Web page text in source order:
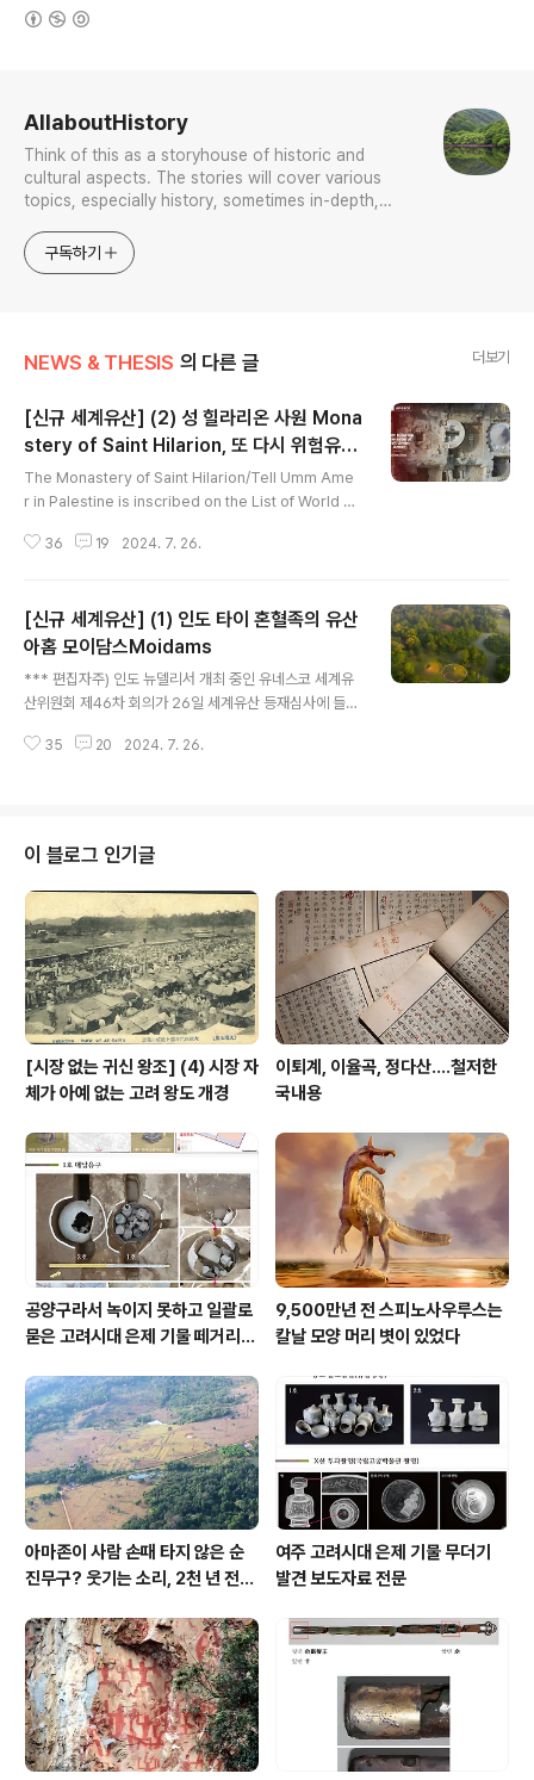
AllaboutHistory
Think of this as a storyhouse of historic and
cultural aspects. The stories will cover various
topics, especially history, sometimes in-depth,
approach will be to resist any common sense or
generalized viewpoint
구독하기
NEWS & THESIS 의 다른 글 더보기
[신규 세계유산] (2) 성 힐라리온 사원 Mona
stery of Saint Hilarion, 또 다시 위험유산
동시 탑재한 팔레스타인
The Monastery of Saint Hilarion/Tell Umm Ame
r in Palestine is inscribed on the List of World H
e Date of Inscription: 2024 Criteria: (ii)(iii)(vi) Pro
계유산 탑재하는 방식이 보나마나 이번에도 같아서데, 패
스트트랙이라는 비상수단으로, 이스라엘과의 전쟁이라는
비상사태를 염두에 두고서 시급성을 강조하며 또 그리했을
것이 뻔한데, 아니나 다를까 이쪽 세계유..
36 19 2024. 7. 26.
[신규 세계유산] (1) 인도 타이 혼혈족의 유산
아홈 모이담스Moidams
*** 편집자주) 인도 뉴델리서 개최 중인 유네스코 세계유
산위원회 제46차 회의가 26일 세계유산 등재심사에 들어
덤 매장 체계 Moidams – the Mound-Burial System
52 34.86 이 Moidams을 영문으로는 흔히 Maidam으
로 표기하는 것으로 보아 마이담으로 읽어야 할 듯 한데, 뭐
인도도 하도 지역어가 많아 편의상 저에 따라서 모이담이
라 하되 마이담으로 이표기..
35 20 2024. 7. 26.
이 블로그 인기글
[시장 없는 귀신 왕조] (4) 시장 자
체가 아예 없는 고려 왕도 개경
이퇴계, 이율곡, 정다산....철저한
국내용
공양구라서 녹이지 못하고 일괄로
묻은 고려시대 은제 기물 떼거리로
9,500만년 전 스피노사우루스는
칼날 모양 머리 볏이 있었다
아마존이 사람 손때 타지 않은 순
진무구? 웃기는 소리, 2천 년 전에
여주 고려시대 은제 기물 무더기
발견 보도자료 전문